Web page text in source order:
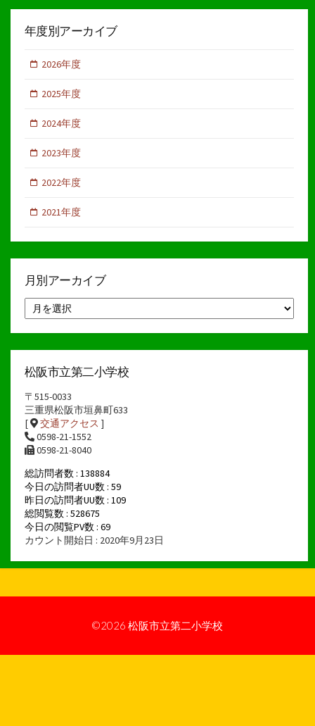
年度別アーカイブ
2026年度
2025年度
2024年度
2023年度
2022年度
2021年度
月別アーカイブ
別
ア
イ
松阪市立第二小学校
〒515-0033
三重県松阪市垣鼻町633
[
交通アクセス ]
0598-21-1552
0598-21-8040
総訪問者数 : 138884
今日の訪問者UU数 : 59
昨日の訪問者UU数 : 109
総閲覧数 : 528675
今日の閲覧PV数 : 69
カウント開始日 : 2020年9月23日
©2026 松阪市立第二小学校